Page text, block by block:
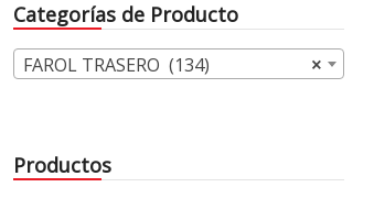
Categorías de Producto
×
FAROL TRASERO (134)
Productos